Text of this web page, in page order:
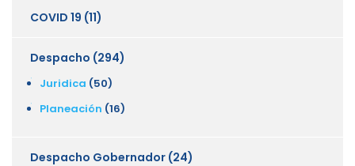
COVID 19 (11)
Despacho (294)
Juridica (50)
Planeación (16)
Despacho Gobernador (24)